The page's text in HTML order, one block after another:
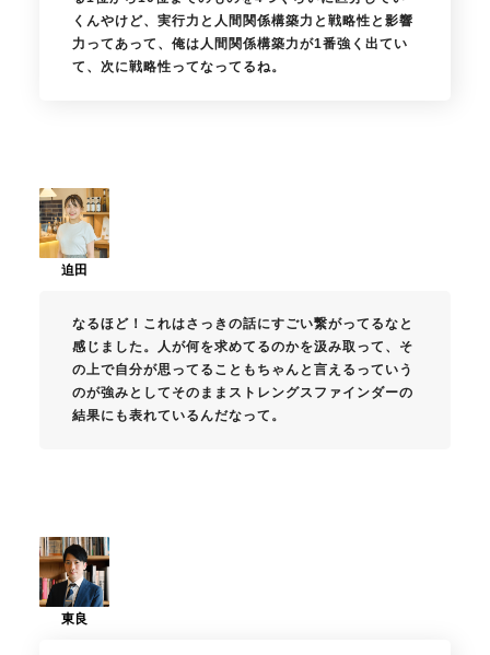
くんやけど、実行力と人間関係構築力と戦略性と影響
力ってあって、俺は人間関係構築力が1番強く出てい
て、次に戦略性ってなってるね。
なるほど！これはさっきの話にすごい繋がってるなと
感じました。人が何を求めてるのかを汲み取って、そ
の上で自分が思ってることもちゃんと言えるっていう
のが強みとしてそのままストレングスファインダーの
結果にも表れているんだなって。